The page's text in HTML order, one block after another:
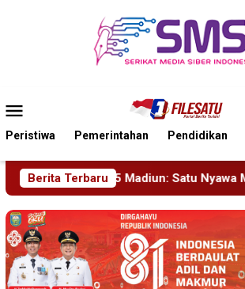
Mobile
Peristiwa Pemerintahan Pendidikan
Berita Terbaru
Nyawa Melayang, K3 Dipertanyakan